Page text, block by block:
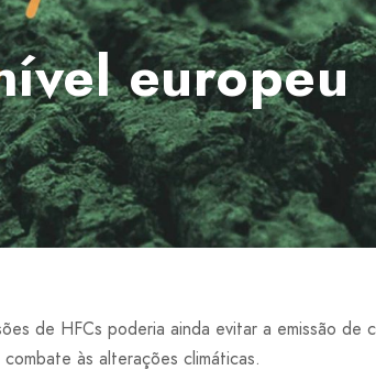
europeu
de HFCs poderia ainda evitar a emissão
às alterações climáticas.